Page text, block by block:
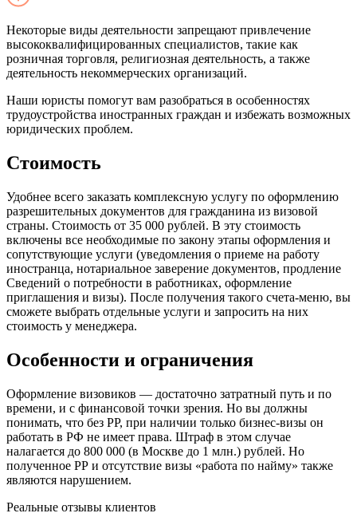
Некоторые виды деятельности запрещают привлечение
высококвалифицированных специалистов, такие как
розничная торговля, религиозная деятельность, а также
деятельность некоммерческих организаций.
Наши юристы помогут вам разобраться в особенностях
трудоустройства иностранных граждан и избежать возможных
юридических проблем.
Стоимость
Удобнее всего заказать комплексную услугу по оформлению
разрешительных документов для гражданина из визовой
страны. Стоимость от 35 000 рублей. В эту стоимость
включены все необходимые по закону этапы оформления и
сопутствующие услуги (уведомления о приеме на работу
иностранца, нотариальное заверение документов, продление
Сведений о потребности в работниках, оформление
приглашения и визы). После получения такого счета-меню, вы
сможете выбрать отдельные услуги и запросить на них
стоимость у менеджера.
Особенности и ограничения
Оформление визовиков — достаточно затратный путь и по
времени, и с финансовой точки зрения. Но вы должны
понимать, что без РР, при наличии только бизнес-визы он
работать в РФ не имеет права. Штраф в этом случае
налагается до 800 000 (в Москве до 1 млн.) рублей. Но
полученное РР и отсутствие визы «работа по найму» также
являются нарушением.
Реальные отзывы клиентов